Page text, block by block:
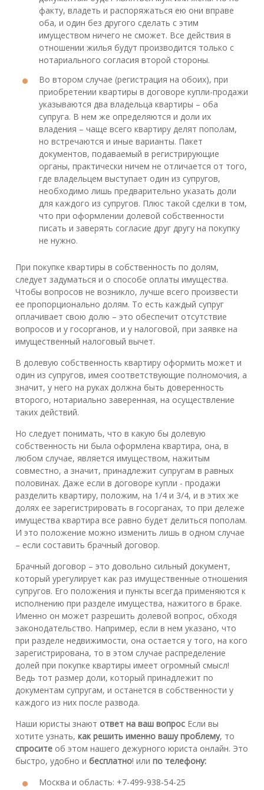
факту, владеть и распоряжаться ею они вправе
оба, и один без другого сделать с этим
имуществом ничего не сможет. Все действия в
отношении жилья будут производится только с
нотариального согласия второй стороны.
Во втором случае (регистрация на обоих), при
приобретении квартиры в договоре купли-продажи
указываются два владельца квартиры – оба
супруга. В нем же определяются и доли их
владения – чаще всего квартиру делят пополам,
но встречаются и иные варианты. Пакет
документов, подаваемый в регистрирующие
органы, практически ничем не отличается от того,
где владельцем выступает один из супругов,
необходимо лишь предварительно указать доли
для каждого из супругов. Плюс такой сделки в том,
что при оформлении долевой собственности
писать и заверять согласие друг другу на покупку
не нужно.
При покупке квартиры в собственность по долям,
следует задуматься и о способе оплаты имущества.
Чтобы вопросов не возникло, лучше всего произвести
ее пропорционально долям. То есть каждый супруг
оплачивает свою долю – это обеспечит отсутствие
вопросов и у госорганов, и у налоговой, при заявке на
имущественный налоговый вычет.
В долевую собственность квартиру оформить может и
один из супругов, имея соответствующие полномочия, а
значит, у него на руках должна быть доверенность
второго, нотариально заверенная, на осуществление
таких действий.
Но следует понимать, что в какую бы долевую
собственность ни была оформлена квартира, она, в
любом случае, является имуществом, нажитым
совместно, а значит, принадлежит супругам в равных
половинах. Даже если в договоре купли - продажи
разделить квартиру, положим, на 1/4 и 3/4, и в этих же
долях ее зарегистрировать в госорганах, то при дележе
имущества квартира все равно будет делиться пополам.
И это положение можно изменить лишь в одном случае
– если составить брачный договор.
Брачный договор – это довольно сильный документ,
который урегулирует как раз имущественные отношения
супругов. Его положения и пункты всегда применяются к
исполнению при разделе имущества, нажитого в браке.
Именно он может разрешить долевой вопрос, обходя
законодательство. Например, если в нем указано, что
при разделе недвижимости, она остается у того, на кого
зарегистрирована, то в этом случае распределение
долей при покупке квартиры имеет огромный смысл!
Ведь тот размер доли, который принадлежит по
документам супругам, и останется в собственности у
каждого из них после развода.
Наши юристы знают ответ на ваш вопрос Если вы
хотите узнать, как решить именно вашу проблему, то
спросите об этом нашего дежурного юриста онлайн. Это
быстро, удобно и бесплатно! или по телефону:
Москва и область: +7-499-938-54-25